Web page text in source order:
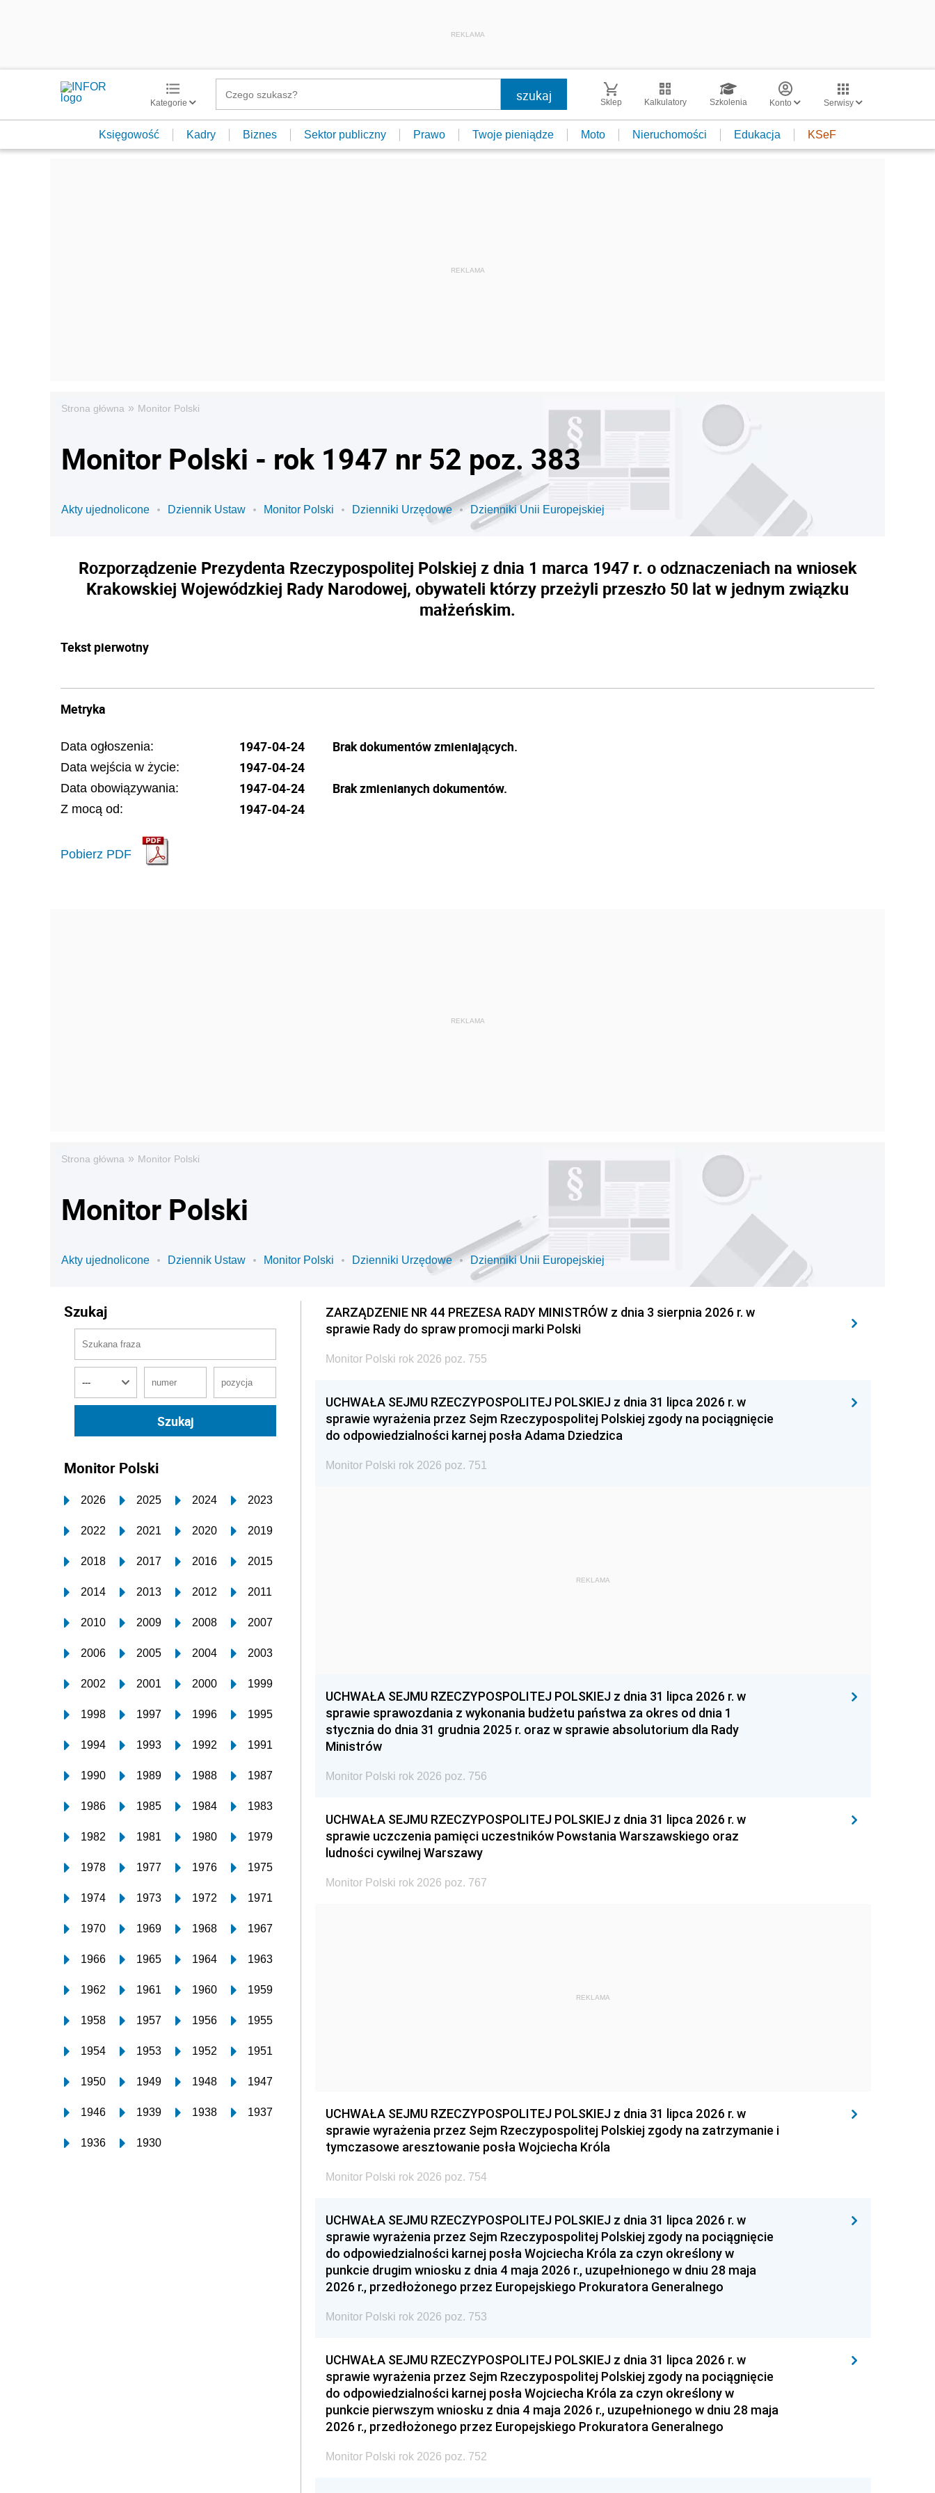
REKLAMA
Kategorie Sklep Kalkulatory Szkolenia Konto Serwisy
Księgowość Kadry Biznes Sektor publiczny Prawo Twoje pieniądze Moto Nieruchomości Edukacja KSeF
Strona główna » Monitor Polski
Monitor Polski - rok 1947 nr 52 poz. 383
Akty ujednolicone Dziennik Ustaw Monitor Polski Dzienniki Urzędowe Dzienniki Unii Europejskiej
Rozporządzenie Prezydenta Rzeczypospolitej Polskiej z dnia 1 marca 1947 r. o odznaczeniach na wniosek
Krakowskiej Wojewódzkiej Rady Narodowej, obywateli którzy przeżyli przeszło 50 lat w jednym związku
małżeńskim.
Tekst pierwotny
Metryka
Data ogłoszenia: 1947-04-24
Data wejścia w życie: 1947-04-24
Data obowiązywania: 1947-04-24
Z mocą od: 1947-04-24
Pobierz PDF
Brak dokumentów zmieniających.
Brak zmienianych dokumentów.
Strona główna » Monitor Polski
Monitor Polski
Akty ujednolicone Dziennik Ustaw Monitor Polski Dzienniki Urzędowe Dzienniki Unii Europejskiej
Szukaj
Monitor Polski
2026 2025 2024 2023
2022 2021 2020 2019
2018 2017 2016 2015
2014 2013 2012 2011
2010 2009 2008 2007
2006 2005 2004 2003
2002 2001 2000 1999
1998 1997 1996 1995
1994 1993 1992 1991
1990 1989 1988 1987
1986 1985 1984 1983
1982 1981 1980 1979
1978 1977 1976 1975
1974 1973 1972 1971
1970 1969 1968 1967
1966 1965 1964 1963
1962 1961 1960 1959
1958 1957 1956 1955
1954 1953 1952 1951
1950 1949 1948 1947
1946 1939 1938 1937
1936 1930
ZARZĄDZENIE NR 44 PREZESA RADY MINISTRÓW z dnia 3 sierpnia 2026 r. w
sprawie Rady do spraw promocji marki Polski
Monitor Polski rok 2026 poz. 755
UCHWAŁA SEJMU RZECZYPOSPOLITEJ POLSKIEJ z dnia 31 lipca 2026 r. w
sprawie wyrażenia przez Sejm Rzeczypospolitej Polskiej zgody na pociągnięcie
do odpowiedzialności karnej posła Adama Dziedzica
Monitor Polski rok 2026 poz. 751
REKLAMA
UCHWAŁA SEJMU RZECZYPOSPOLITEJ POLSKIEJ z dnia 31 lipca 2026 r. w
sprawie sprawozdania z wykonania budżetu państwa za okres od dnia 1
stycznia do dnia 31 grudnia 2025 r. oraz w sprawie absolutorium dla Rady
Ministrów
Monitor Polski rok 2026 poz. 756
UCHWAŁA SEJMU RZECZYPOSPOLITEJ POLSKIEJ z dnia 31 lipca 2026 r. w
sprawie uczczenia pamięci uczestników Powstania Warszawskiego oraz
ludności cywilnej Warszawy
Monitor Polski rok 2026 poz. 767
REKLAMA
UCHWAŁA SEJMU RZECZYPOSPOLITEJ POLSKIEJ z dnia 31 lipca 2026 r. w
sprawie wyrażenia przez Sejm Rzeczypospolitej Polskiej zgody na zatrzymanie i
tymczasowe aresztowanie posła Wojciecha Króla
Monitor Polski rok 2026 poz. 754
UCHWAŁA SEJMU RZECZYPOSPOLITEJ POLSKIEJ z dnia 31 lipca 2026 r. w
sprawie wyrażenia przez Sejm Rzeczypospolitej Polskiej zgody na pociągnięcie
do odpowiedzialności karnej posła Wojciecha Króla za czyn określony w
punkcie drugim wniosku z dnia 4 maja 2026 r., uzupełnionego w dniu 28 maja
2026 r., przedłożonego przez Europejskiego Prokuratora Generalnego
Monitor Polski rok 2026 poz. 753
UCHWAŁA SEJMU RZECZYPOSPOLITEJ POLSKIEJ z dnia 31 lipca 2026 r. w
sprawie wyrażenia przez Sejm Rzeczypospolitej Polskiej zgody na pociągnięcie
do odpowiedzialności karnej posła Wojciecha Króla za czyn określony w
punkcie pierwszym wniosku z dnia 4 maja 2026 r., uzupełnionego w dniu 28 maja
2026 r., przedłożonego przez Europejskiego Prokuratora Generalnego
Monitor Polski rok 2026 poz. 752